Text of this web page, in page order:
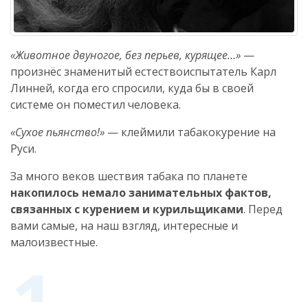
«Животное двуногое, без перьев, курящее…» —
произнёс знаменитый естествоиспытатель Карл
Линней, когда его спросили, куда бы в своей
системе он поместил человека.
«Сухое пьянство!» — клеймили табакокурение на
Руси.
За много веков шествия табака по планете
накопилось немало занимательных фактов,
связанных с курением и курильщиками. Перед
вами самые, на наш взгляд, интересные и
малоизвестные.